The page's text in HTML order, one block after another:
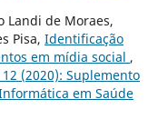
Landi de Moraes,
Pisa, Identificação
em mídia social ,
(2020): Suplemento
em Saúde